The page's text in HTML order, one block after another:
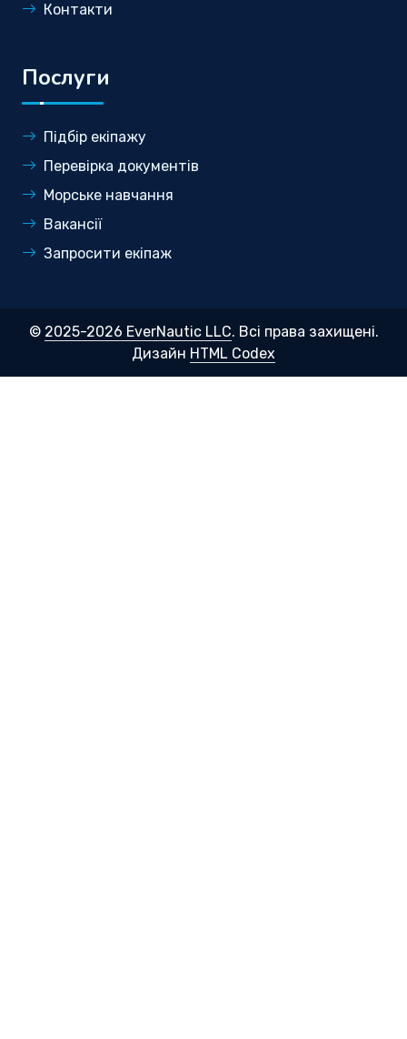
Контакти
Послуги
Підбір екіпажу
Перевірка документів
Морське навчання
Вакансії
Запросити екіпаж
© 2025-2026 EverNautic LLC. Всі права захищені.
Дизайн HTML Codex